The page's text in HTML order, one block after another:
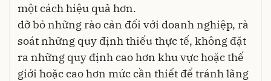
một cách hiệu quả hơn.
dỡ bỏ những rào cản đối với doanh nghiệp, rà
soát những quy định thiếu thực tế, không đặt
ra những quy định cao hơn khu vực hoặc thế
giới hoặc cao hơn mức cần thiết để tránh lãng